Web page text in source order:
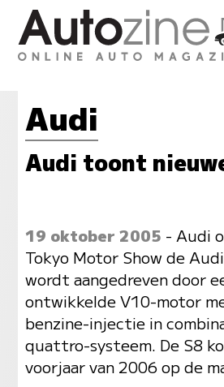
Audi
Audi toont
19 oktober 2005 - Audi
Tokyo Motor Show de
wordt aangedreven door
ontwikkelde V10-motor
benzine-injectie in
quattro-systeem. De S8
voorjaar van 2006 op de